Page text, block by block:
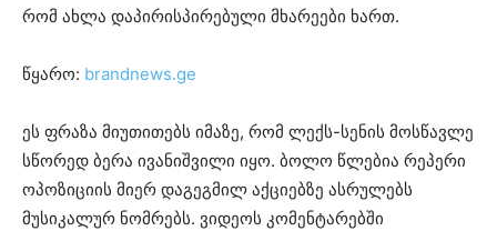
რომ ახლა დაპირისპირებული მხარეები ხართ.
წყარო: brandnews.ge
ეს ფრაზა მიუთითებს იმაზე, რომ ლექს-სენის მოსწავლე
სწორედ ბერა ივანიშვილი იყო. ბოლო წლებია რეპერი
ოპოზიციის მიერ დაგეგმილ აქციებზე ასრულებს
მუსიკალურ ნომრებს. ვიდეოს კომენტარებში